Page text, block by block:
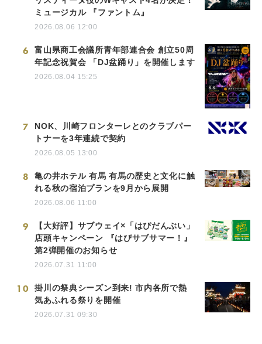
ミュージカル 『ファントム』
2026.08.06 12:00
6
富山県商工会議所青年部連合会 創立50周
年記念祝賀会 「DJ盆踊り」を開催します
2026.08.04 15:25
7
NOK、川崎フロンターレとのクラブパー
トナーを3年連続で契約
2026.08.05 13:00
8
亀の井ホテル 有馬 有馬の歴史と文化に触
れる秋の宿泊プランを9月から展開
2026.08.06 11:00
9
【大好評】サブウェイ×「はぴだんぶい」
店頭キャンペーン 『はぴサブサマー！』
第2弾開催のお知らせ
2026.07.31 11:00
10
掛川の祭典シーズン到来! 市内各所で熱
気あふれる祭りを開催
2026.07.31 09:30